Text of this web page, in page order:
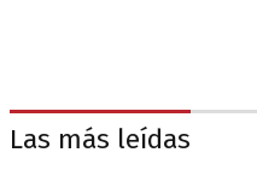
Las más leídas